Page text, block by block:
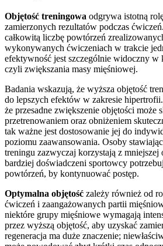
Objętość treningowa odgrywa istotną
zamierzonych rezultatów podczas
całkowitą liczbę powtórzeń
wykonywanych ćwiczeniach w trakcie
efektywność jest szczególnie widoczny w
czyli zwiększania masy mięśniowej.
Badania wskazują, że wyższa objętość
do lepszych efektów w zakresie
że przesadne zwiększenie objętości może
przetrenowaniem oraz obniżeniem
tak ważne jest dostosowanie jej do
poziomu zaawansowania. Osoby
treningu zazwyczaj korzystają z mniejszej
bardziej doświadczeni sportowcy
powtórzeń, by kontynuować postęp.
Optymalna objętość zależy również od
ćwiczeń i zaangażowanych partii
niektóre grupy mięśniowe wymagają
przez wyższą objętość, aby uzyskać
regeneracja ma duże znaczenie;